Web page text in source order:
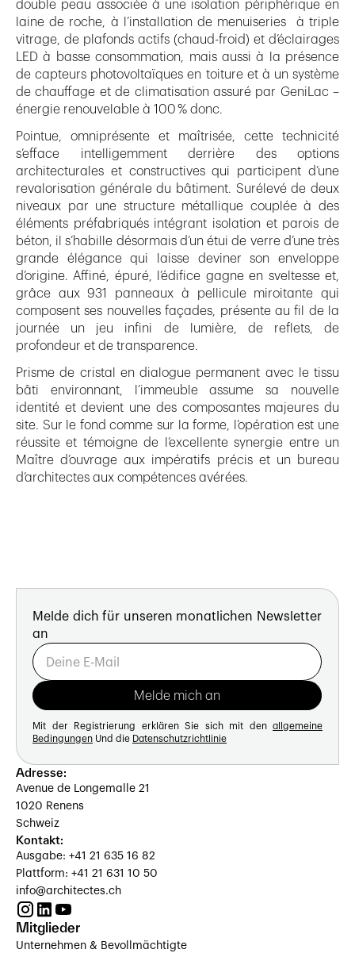
double peau associée à une isolation périphérique en
laine de roche, à l’installation de menuiseries à triple
vitrage, de plafonds actifs (chaud-froid) et d’éclairages
LED à basse consommation, mais aussi à la présence
de capteurs photovoltaïques en toiture et à un système
de chauffage et de climatisation assuré par GeniLac –
énergie renouvelable à 100 % donc.
Pointue, omniprésente et maîtrisée, cette technicité
s’efface intelligemment derrière des options
architecturales et constructives qui participent d’une
revalorisation générale du bâtiment. Surélevé de deux
niveaux par une structure métallique couplée à des
éléments préfabriqués intégrant isolation et parois de
béton, il s’habille désormais d’un étui de verre d’une très
grande élégance qui laisse deviner son enveloppe
d’origine. Affiné, épuré, l’édifice gagne en sveltesse et,
grâce aux 931 panneaux à pellicule miroitante qui
composent ses nouvelles façades, présente au fil de la
journée un jeu infini de lumière, de reflets, de
profondeur et de transparence.
Prisme de cristal en dialogue permanent avec le tissu
bâti environnant, l’immeuble assume sa nouvelle
identité et devient une des composantes majeures du
site. Sur le fond comme sur la forme, l’opération est une
réussite et témoigne de l’excellente synergie entre un
Maître d’ouvrage aux impératifs précis et un bureau
d’architectes aux compétences avérées.
Melde dich für unseren monatlichen Newsletter
an
Mit der Registrierung erklären Sie sich mit den allgemeine
Bedingungen Und die Datenschutzrichtlinie
Adresse:
Avenue de Longemalle 21
1020 Renens
Schweiz
Kontakt:
Ausgabe: +41 21 635 16 82
Plattform: +41 21 631 10 50
info@architectes.ch
Mitglieder
Unternehmen & Bevollmächtigte